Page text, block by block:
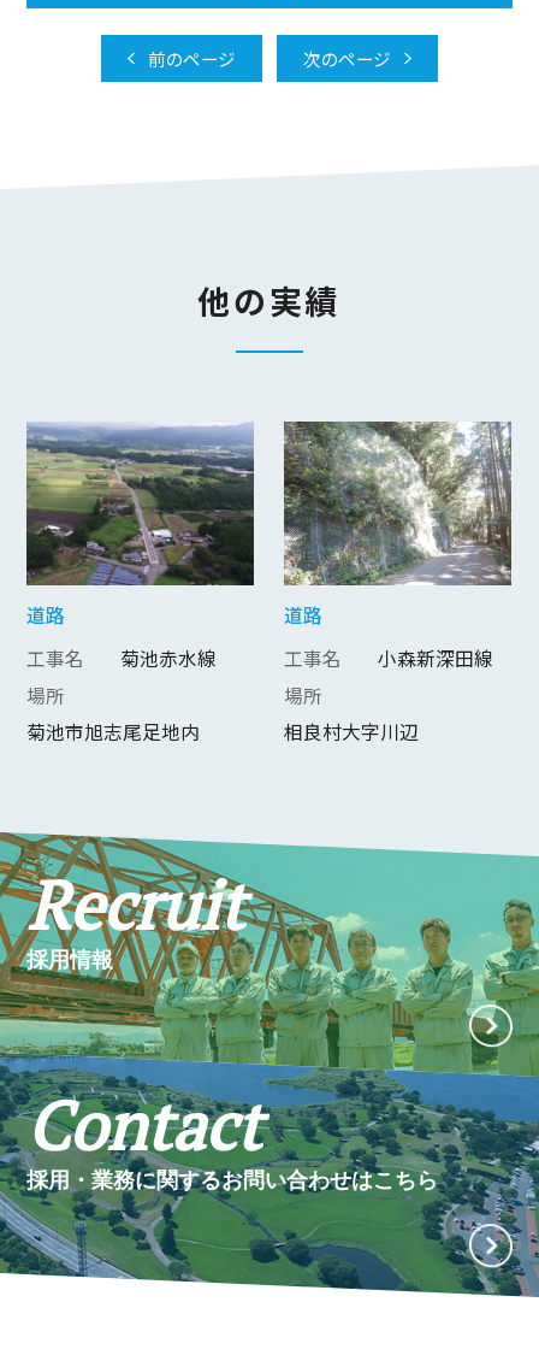
前のページ 次のページ
他の実績
道路
工事名
菊池赤水線
場所
菊池市旭志尾足地内
道路
工事名
小森新深田線
場所
相良村大字川辺
Recruit
採用情報
Contact
採用・業務に関するお問い合わせはこちら